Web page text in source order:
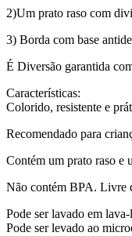
2)Um prato raso com
3) Borda com base
É Diversão garantida
Características:
Colorido, resistente e
Recomendado para
Contém um prato raso e
Não contém BPA. Livre
Pode ser lavado em lava-
Pode ser levado ao